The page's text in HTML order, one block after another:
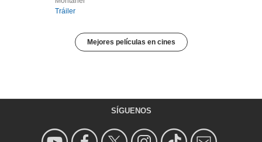
Tráiler
Mejores películas en cines
SÍGUENOS